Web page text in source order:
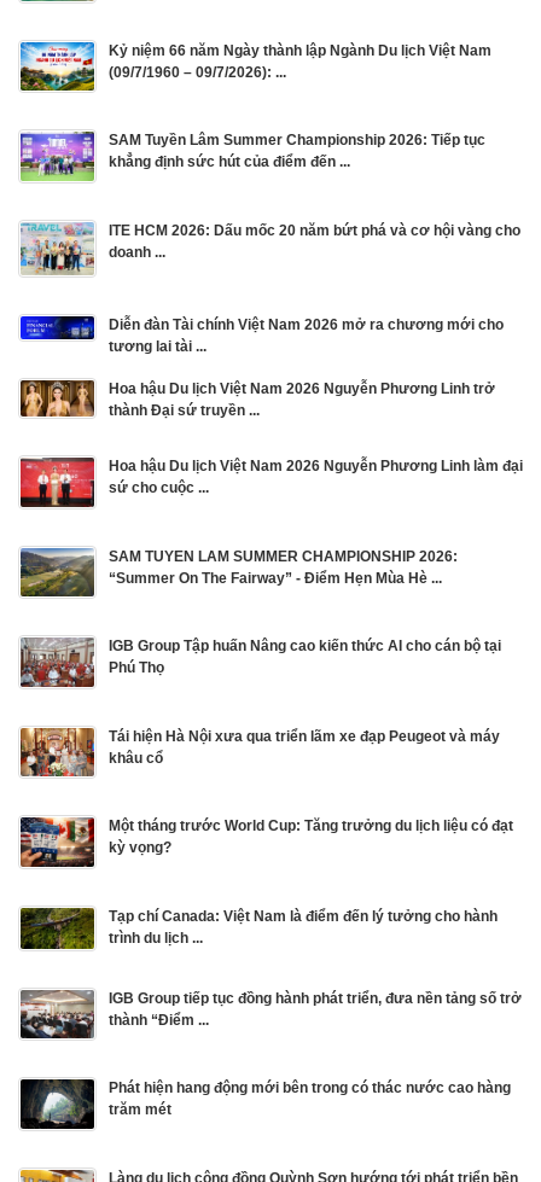
Kỷ niệm 66 năm Ngày thành lập Ngành Du lịch Việt Nam
(09/7/1960 – 09/7/2026): ...
SAM Tuyền Lâm Summer Championship 2026: Tiếp tục
khẳng định sức hút của điểm đến ...
ITE HCM 2026: Dấu mốc 20 năm bứt phá và cơ hội vàng cho
doanh ...
Diễn đàn Tài chính Việt Nam 2026 mở ra chương mới cho
tương lai tài ...
Hoa hậu Du lịch Việt Nam 2026 Nguyễn Phương Linh trở
thành Đại sứ truyền ...
Hoa hậu Du lịch Việt Nam 2026 Nguyễn Phương Linh làm đại
sứ cho cuộc ...
SAM TUYEN LAM SUMMER CHAMPIONSHIP 2026:
“Summer On The Fairway” - Điểm Hẹn Mùa Hè ...
IGB Group Tập huấn Nâng cao kiến thức AI cho cán bộ tại
Phú Thọ
Tái hiện Hà Nội xưa qua triển lãm xe đạp Peugeot và máy
khâu cổ
Một tháng trước World Cup: Tăng trưởng du lịch liệu có đạt
kỳ vọng?
Tạp chí Canada: Việt Nam là điểm đến lý tưởng cho hành
trình du lịch ...
IGB Group tiếp tục đồng hành phát triển, đưa nền tảng số trở
thành “Điểm ...
Phát hiện hang động mới bên trong có thác nước cao hàng
trăm mét
Làng du lịch cộng đồng Quỳnh Sơn hướng tới phát triển bền